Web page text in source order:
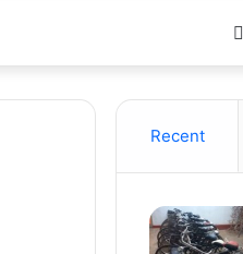
Recent